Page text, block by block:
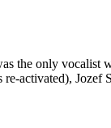
the only vocalist
activated),